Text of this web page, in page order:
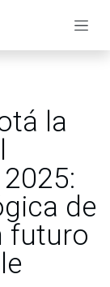
la
de
futuro